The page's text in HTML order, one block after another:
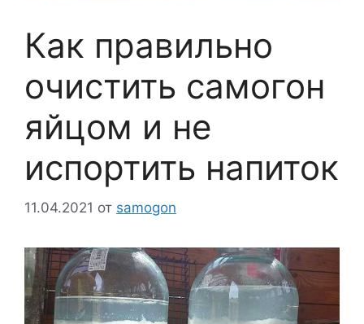
Как правильно
очистить самогон
яйцом и не
испортить напиток
11.04.2021 от samogon